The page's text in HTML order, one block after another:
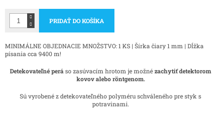
PRIDAŤ DO KOŠÍKA
MINIMÁLNE OBJEDNACIE MNOŽSTVO: 1 KS | Šírka čiary 1 mm | Dĺžka
písania cca 9400 m!
Detekovateľné perá so zasúvacím hrotom je možnézachytiť detektorom
kovov alebo röntgenom.
Sú vyrobené z detekovateľného polyméru schváleného pre styk s
potravinami.